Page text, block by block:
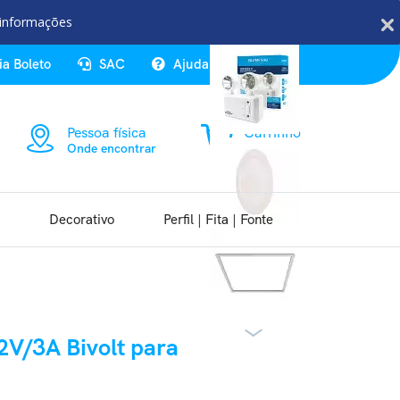
Boleto SAC Ajuda Entrar
Pessoa física
Onde encontrar
Carrinho
0 item
Decorativo Perfil | Fita | Fonte
3A Bivolt para